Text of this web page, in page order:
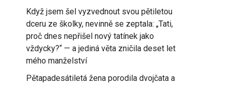
Když jsem šel vyzvednout svou pětiletou
dceru ze školky, nevinně se zeptala: „Tati,
proč dnes nepřišel nový tatínek jako
vždycky?“ — a jediná věta zničila deset let
mého manželství
Pětapadesátiletá žena porodila dvojčata a